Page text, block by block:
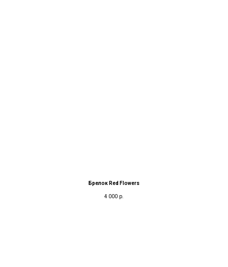
Брелок Red Flowers
4 000 р.